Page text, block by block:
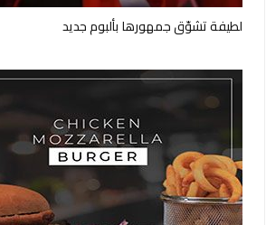
لطيفة تشوّق جمهورها بألبوم جديد